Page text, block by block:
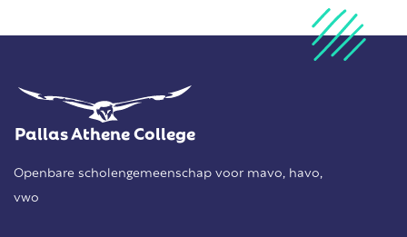
Pallas Athene College
Openbare scholengemeenschap voor mavo, havo,
vwo